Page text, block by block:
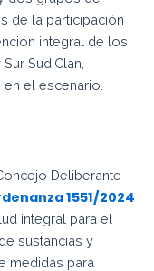
de la participación
integral de los
Sud.Clan,
el escenario.
Deliberante
1551/2024
integral para el
sustancias y
medidas para